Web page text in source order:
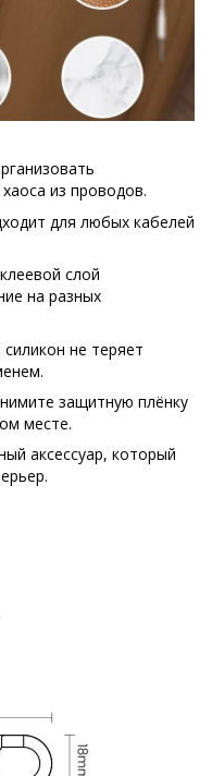
из проводов.
для любых кабелей
слой
на разных
не теряет
защитную плёнку
месте.
аксессуар, который